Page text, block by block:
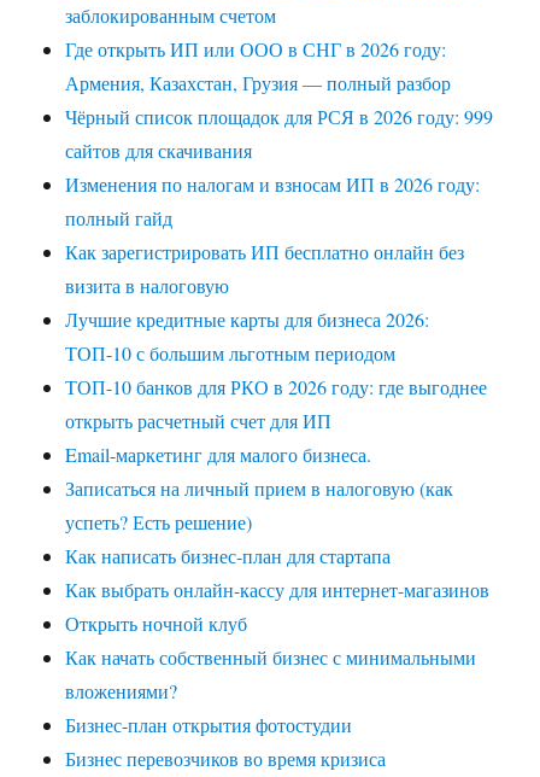
заблокированным счетом
Где открыть ИП или ООО в СНГ в 2026 году:
Армения, Казахстан, Грузия — полный разбор
Чёрный список площадок для РСЯ в 2026 году: 999
сайтов для скачивания
Изменения по налогам и взносам ИП в 2026 году:
полный гайд
Как зарегистрировать ИП бесплатно онлайн без
визита в налоговую
Лучшие кредитные карты для бизнеса 2026:
ТОП-10 с большим льготным периодом
ТОП-10 банков для РКО в 2026 году: где выгоднее
открыть расчетный счет для ИП
Email-маркетинг для малого бизнеса.
Записаться на личный прием в налоговую (как
успеть? Есть решение)
Как написать бизнес-план для стартапа
Как выбрать онлайн-кассу для интернет-магазинов
Открыть ночной клуб
Как начать собственный бизнес с минимальными
вложениями?
Бизнес-план открытия фотостудии
Бизнес перевозчиков во время кризиса